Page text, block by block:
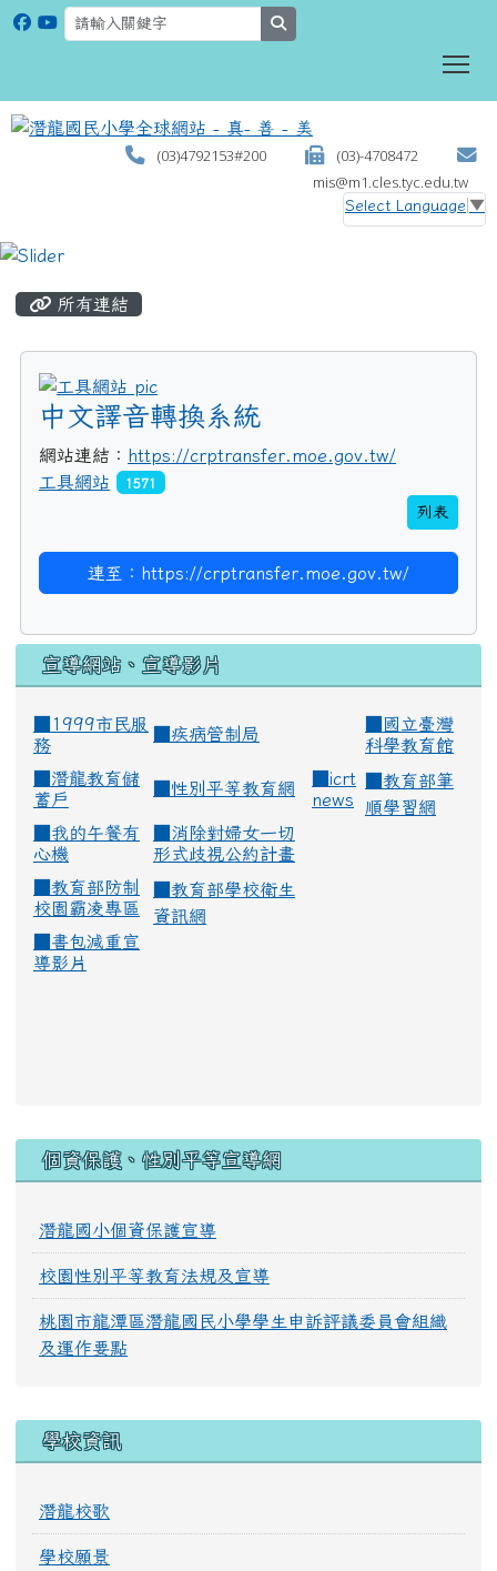
(03)4792153#200
(03)-4708472
mis@m1.cles.tyc.edu.tw
Select Language ▼
所有連結
title:工具網站
中文譯音轉換系統
網站連結： https://crptransfer.moe.gov.tw/
工具網站
1571
列表
連至：https://crptransfer.moe.gov.tw/
宣導網站、宣導影片
■1999市民服
務
疾病管制局
國立臺灣
科學教育館
潛龍教育儲
蓄戶
性別平等教育網
icrt
news
教育部筆
順學習網
我的午餐有
心機
消除對婦女一切
形式歧視公約計畫
教育部防制
校園霸凌專區
教育部學校衛生
資訊網
書包減重宣
導影片
個資保護、性別平等宣導網
潛龍國小個資保護宣導
校園性別平等教育法規及宣導
桃園市龍潭區潛龍國民小學學生申訴評議委員會組織
及運作要點
學校資訊
潛龍校歌
學校願景